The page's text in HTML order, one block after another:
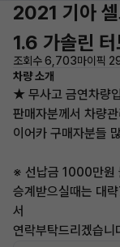
2021 기아
1.6 가솔린
조회수 6,703마이픽
차량 소개
★ 무사고 금연차량
판매자분께서 차량
이어카 구매자분들
※ 선납금 1000만원
승계받으실때는 대
서
연락부탁드리겠습